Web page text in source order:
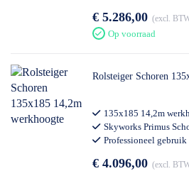
€ 5.286,00 excl.
Op voorraad
Rolsteiger Schoren
135x185 14,2m
Skyworks Primus
Professioneel gebruik
€ 4.096,00 excl.